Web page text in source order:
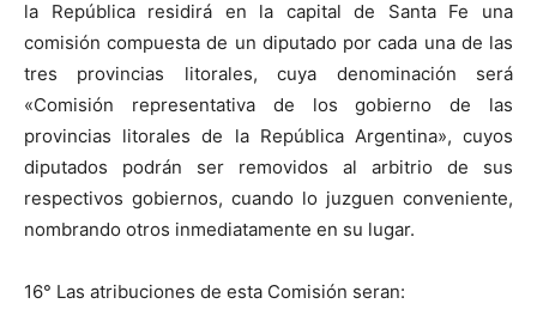
la República residirá en la capital de Santa Fe una
comisión compuesta de un diputado por cada una de las
tres provincias litorales, cuya denominación será
«Comisión representativa de los gobierno de las
provincias litorales de la República Argentina», cuyos
diputados podrán ser removidos al arbitrio de sus
respectivos gobiernos, cuando lo juzguen conveniente,
nombrando otros inmediatamente en su lugar.
16° Las atribuciones de esta Comisión seran: